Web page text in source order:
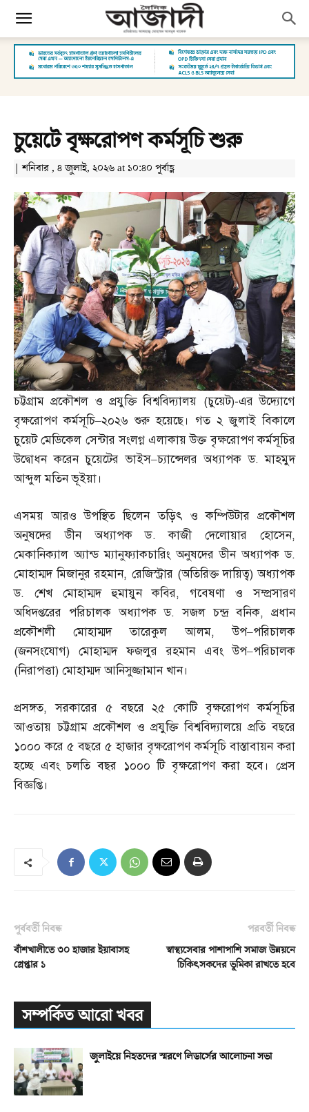
চুয়েটে বৃক্ষরোপণ কর্মসূচি শুরু
| শনিবার , ৪ জুলাই, ২০২৬ at ১০:৪০ পূর্বাহ্ণ
চট্টগ্রাম প্রকৌশল ও প্রযুক্তি বিশ্ববিদ্যালয় (চুয়েট)-এর উদ্যোগে
বৃক্ষরোপণ কর্মসূচি–২০২৬ শুরু হয়েছে। গত ২ জুলাই বিকালে
চুয়েট মেডিকেল সেন্টার সংলগ্ন এলাকায় উক্ত বৃক্ষরোপণ কর্মসূচির
উদ্বোধন করেন চুয়েটের ভাইস–চ্যান্সেলর অধ্যাপক ড.মাহমুদ
আব্দুল মতিন ভূইয়া।
এসময় আরও উপস্থিত ছিলেন তড়িৎ ও কম্পিউটার প্রকৌশল
অনুষদের ডীন অধ্যাপক ড.কাজী দেলোয়ার হোসেন,
মেকানিক্যাল অ্যান্ড ম্যানুফ্যাকচারিং অনুষদের ডীন অধ্যাপক ড.
মোহাম্মদ মিজানুর রহমান, রেজিস্ট্রার (অতিরিক্ত দায়িত্ব)অধ্যাপক
ড. শেখ মোহাম্মদ হুমায়ুন কবির,গবেষণা ও সম্প্রসারণ
অধিদপ্তরের পরিচালক অধ্যাপক ড.সজল চন্দ্র বনিক, প্রধান
প্রকৌশলী মোহাম্মদ তারেকুল আলম,উপ–পরিচালক
(জনসংযোগ) মোহাম্মদ ফজলুর রহমান এবং উপ–পরিচালক
(নিরাপত্তা) মোহাম্মদ আনিসুজ্জামান খান।
প্রসঙ্গত,সরকারের ৫ বছরে ২৫ কোটি বৃক্ষরোপণ কর্মসূচির
আওতায় চট্টগ্রাম প্রকৌশল ও প্রযুক্তি বিশ্ববিদ্যালয়ে প্রতি বছরে
১০০০ করে ৫ বছরে ৫ হাজার বৃক্ষরোপণ কর্মসূচি বাস্তাবায়ন করা
হচ্ছে এবং চলতি বছর ১০০০ টি বৃক্ষরোপণ করা হবে। প্রেস
বিজ্ঞপ্তি।
পূর্ববর্তী নিবন্ধ
বাঁশখালীতে ৩০ হাজার ইয়াবাসহ
গ্রেপ্তার ১
পরবর্তী নিবন্ধ
স্বাস্থ্যসেবার পাশাপাশি সমাজ উন্নয়নে
চিকিৎসকদের ভূমিকা রাখতে হবে
সম্পর্কিত আরো খবর
জুলাইয়ে নিহতদের স্মরণে লিডার্সের আলোচনা সভা